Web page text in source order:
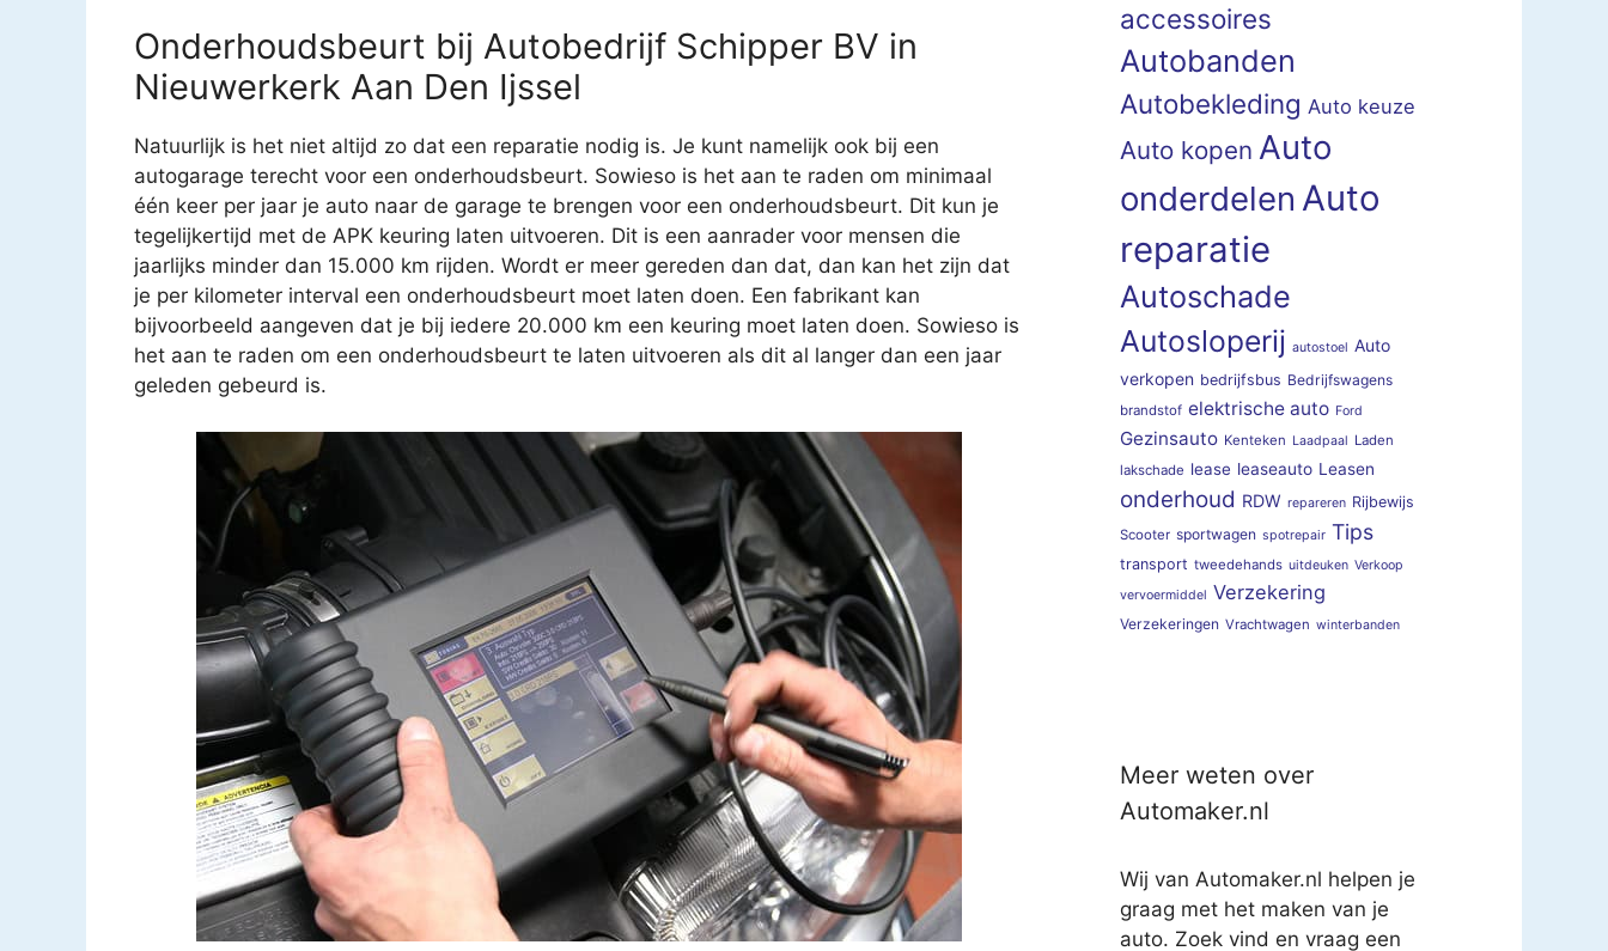
Onderhoudsbeurt bij Autobedrijf Schipper BV in
Nieuwerkerk Aan Den Ijssel
Natuurlijk is het niet altijd zo dat een reparatie nodig is. Je kunt namelijk ook bij een
autogarage terecht voor een onderhoudsbeurt. Sowieso is het aan te raden om minimaal
één keer per jaar je auto naar de garage te brengen voor een onderhoudsbeurt. Dit kun je
tegelijkertijd met de APK keuring laten uitvoeren. Dit is een aanrader voor mensen die
jaarlijks minder dan 15.000 km rijden. Wordt er meer gereden dan dat, dan kan het zijn dat
je per kilometer interval een onderhoudsbeurt moet laten doen. Een fabrikant kan
bijvoorbeeld aangeven dat je bij iedere 20.000 km een keuring moet laten doen. Sowieso is
het aan te raden om een onderhoudsbeurt te laten uitvoeren als dit al langer dan een jaar
geleden gebeurd is.
accessoires
Autobanden
Autobekleding Auto keuze
Auto kopen Auto
onderdelen Auto
reparatie
Autoschade
Autosloperij autostoel Auto
verkopen bedrijfsbus Bedrijfswagens
brandstof elektrische auto Ford
Gezinsauto Kenteken Laadpaal Laden
lakschade lease leaseauto Leasen
onderhoud RDW repareren Rijbewijs
Scooter sportwagen spotrepair Tips
transport tweedehands uitdeuken Verkoop
vervoermiddel Verzekering
Verzekeringen Vrachtwagen winterbanden
Meer weten over
Automaker.nl
Wij van Automaker.nl helpen je
graag met het maken van je
auto. Zoek vind en vraag een